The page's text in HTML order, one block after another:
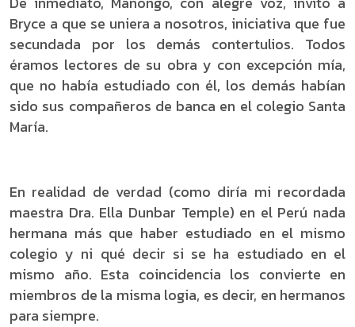
Bryce a que se uniera a nosotros, iniciativa que fue
secundada por los demás contertulios. Todos
éramos lectores de su obra y con excepción mía,
que no había estudiado con él, los demás habían
sido sus compañeros de banca en el colegio Santa
María.
En realidad de verdad (como diría mi recordada
maestra Dra. Ella Dunbar Temple) en el Perú nada
hermana más que haber estudiado en el mismo
colegio y ni qué decir si se ha estudiado en el
mismo año. Esta coincidencia los convierte en
miembros de la misma logia, es decir, en hermanos
para siempre.